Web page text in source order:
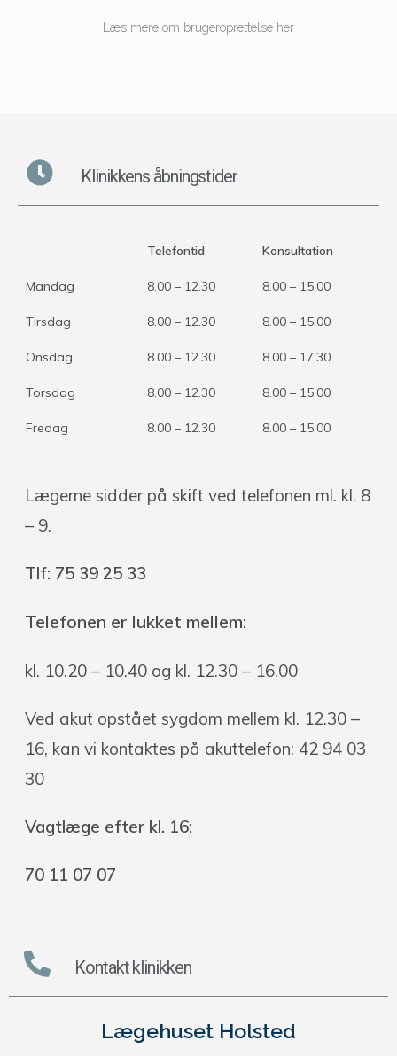
Læs mere om brugeroprettelse her
Klinikkens åbningstider
Telefontid Konsultation
Mandag 8.00 – 12.30 8.00 – 15.00
Tirsdag 8.00 – 12.30 8.00 – 15.00
Onsdag 8.00 – 12.30 8.00 – 17.30
Torsdag 8.00 – 12.30 8.00 – 15.00
Fredag 8.00 – 12.30 8.00 – 15.00
Lægerne sidder på skift ved telefonen ml. kl. 8
– 9.
Tlf: 75 39 25 33
Telefonen er lukket mellem:
kl. 10.20 – 10.40 og kl. 12.30 – 16.00
Ved akut opstået sygdom mellem kl. 12.30 –
16, kan vi kontaktes på akuttelefon: 42 94 03
30
Vagtlæge efter kl. 16:
70 11 07 07
Kontakt klinikken
Lægehuset Holsted